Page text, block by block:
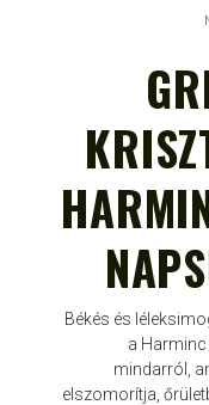
Békés és
a
mindarról,
elszomorítja,